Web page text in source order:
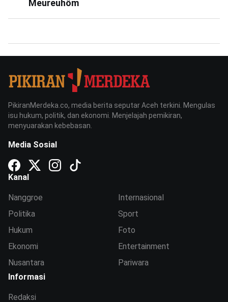
Meureuhôm
PikiranMerdeka.co, media berita seputar Aceh terkini. Mengulas
isu hukum, politik, dan ekonomi. Menjelajah pemikiran,
menyuarakan kebebasan.
Media Sosial
Kanal
Nanggroe
Politika
Hukum
Ekonomi
Nusantara
Internasional
Sport
Foto
Entertainment
Pariwara
Informasi
Redaksi